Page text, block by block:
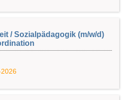
/ Sozialpädagogik (m/w/d)